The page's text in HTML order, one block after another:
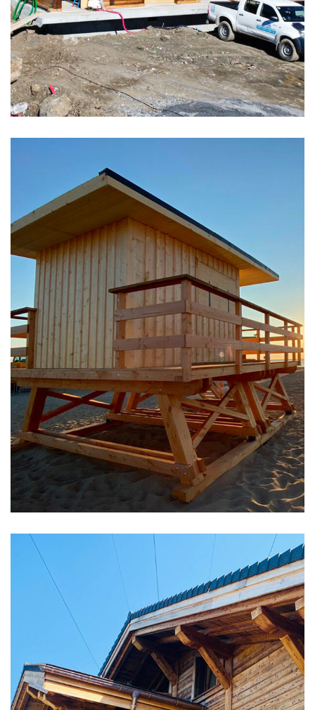
CHANTIERS D'ALTITUDE
Chalet d’exploitation
remontée mécanique
EVENEMENTS ET LOISIRS
Poste de secours en
bois